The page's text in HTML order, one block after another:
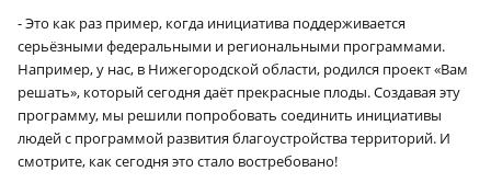
- Это как раз пример, когда инициатива поддерживается
серьёзными федеральными и региональными программами.
Например, у нас, в Нижегородской области, родился проект «Вам
решать», который сегодня даёт прекрасные плоды. Создавая эту
программу, мы решили попробовать соединить инициативы
людей с программой развития благоустройства территорий. И
смотрите, как сегодня это стало востребовано!